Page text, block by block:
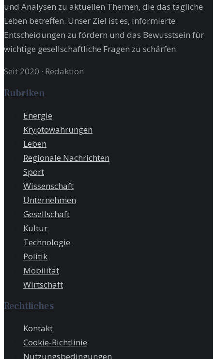
und Analysen zu aktuellen Themen, die das tägliche
Leben betreffen. Unser Ziel ist es, informierte
Entscheidungen zu fördern und das Bewusstsein für
wichtige gesellschaftliche Fragen zu schärfen.
Seit 2020 · Redaktion
Rubriken
Energie
Kryptowährungen
Leben
Regionale Nachrichten
Sport
Wissenschaft
Unternehmen
Gesellschaft
Kultur
Technologie
Politik
Mobilität
Wirtschaft
Rechtliches
Kontakt
Cookie-Richtlinie
Nutzungsbedingungen